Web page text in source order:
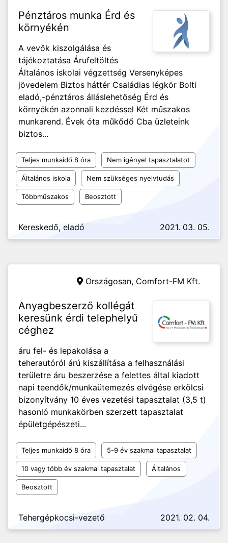
Pénztáros munka Érd és
környékén
A vevők kiszolgálása és
tájékoztatása Árufeltöltés
Általános iskolai végzettség Versenyképes
jövedelem Biztos háttér Családias légkör Bolti
eladó,-pénztáros álláslehetőség Érd és
környékén azonnali kezdéssel Két műszakos
munkarend. Évek óta műkődő Cba üzleteink
biztos...
Teljes munkaidő 8 óra Nem igényel tapasztalatot
Általános iskola Nem szükséges nyelvtudás
Többműszakos Beosztott
Kereskedő, eladó 2021. 03. 05.
Országosan, Comfort-FM Kft.
Anyagbeszerző kollégát
keresünk érdi telephelyű
céghez
áru fel- és lepakolása a
teherautóról árú kiszállítása a felhasználási
területre áru beszerzése a felettes által kiadott
napi teendők/munkaütemezés elvégése erkölcsi
bizonyítvány 10 éves vezetési tapasztalat (3,5 t)
hasonló munkakörben szerzett tapasztalat
épületgépészeti...
Teljes munkaidő 8 óra 5-9 év szakmai tapasztalat
10 vagy több év szakmai tapasztalat Általános
Beosztott
Tehergépkocsi-vezető 2021. 02. 04.